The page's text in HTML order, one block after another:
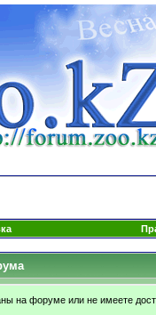
на форуме или не имеете